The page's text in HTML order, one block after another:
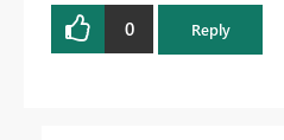
0 Reply